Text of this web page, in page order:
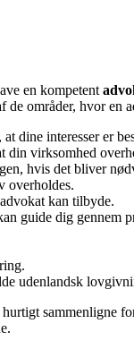
en kompetent
områder, hvor en
dine interesser er
virksomhed
hvis det bliver
overholdes.
kan tilbyde.
guide dig gennem
udenlandsk
sammenligne